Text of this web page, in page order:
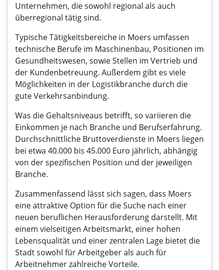
Unternehmen, die sowohl regional als auch
überregional tätig sind.
Typische Tätigkeitsbereiche in Moers umfassen
technische Berufe im Maschinenbau, Positionen im
Gesundheitswesen, sowie Stellen im Vertrieb und
der Kundenbetreuung. Außerdem gibt es viele
Möglichkeiten in der Logistikbranche durch die
gute Verkehrsanbindung.
Was die Gehaltsniveaus betrifft, so variieren die
Einkommen je nach Branche und Berufserfahrung.
Durchschnittliche Bruttoverdienste in Moers liegen
bei etwa 40.000 bis 45.000 Euro jährlich, abhängig
von der spezifischen Position und der jeweiligen
Branche.
Zusammenfassend lässt sich sagen, dass Moers
eine attraktive Option für die Suche nach einer
neuen beruflichen Herausforderung darstellt. Mit
einem vielseitigen Arbeitsmarkt, einer hohen
Lebensqualität und einer zentralen Lage bietet die
Stadt sowohl für Arbeitgeber als auch für
Arbeitnehmer zahlreiche Vorteile.